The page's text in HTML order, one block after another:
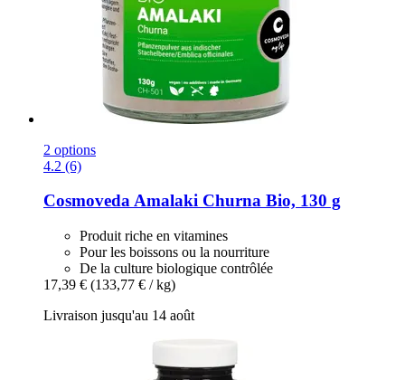
2 options
4.2 (6)
CosmovedaAmalaki Churna Bio, 130 g
Produit riche en vitamines
Pour les boissons ou la nourriture
De la culture biologique contrôlée
17,39 € (133,77 € / kg)
Livraison jusqu'au 14 août